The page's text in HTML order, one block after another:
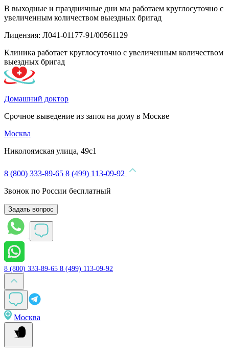
В выходные и праздничные дни мы работаем круглосуточно с
увеличенным количеством выездных бригад
Лицензия: Л041-01177-91/00561129
Клиника работает круглосуточно с увеличенным количеством
выездных бригад
Домашний доктор
Срочное выведение из запоя на дому в Москве
Москва
Николоямская улица, 49с1
8 (800) 333-89-65 8 (499) 113-09-92
Звонок по России бесплатный
Задать вопрос
8 (800) 333-89-65 8 (499) 113-09-92
Москва